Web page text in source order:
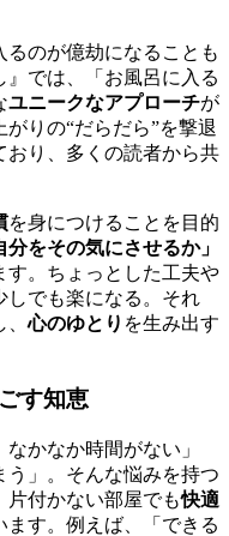
のが億劫になることも
では、「お風呂に入る
ユニークなアプローチが
りの“だらだら”を撃退
おり、多くの読者から共
を身につけることを目的
分をその気にさせるか」
す。ちょっとした工夫や
しでも楽になる。それ
、心のゆとり を生み出す
す知恵
かなか時間がない」
う」。そんな悩みを持つ
片付かない部屋でも快適
ます。例えば、「できる